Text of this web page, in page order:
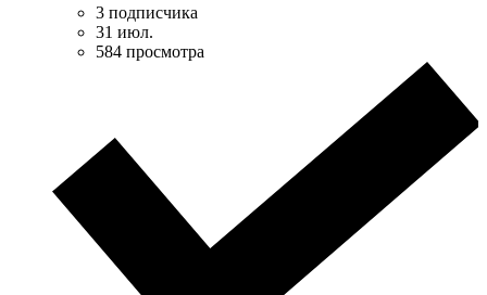
3 подписчика
31 июл.
584 просмотра